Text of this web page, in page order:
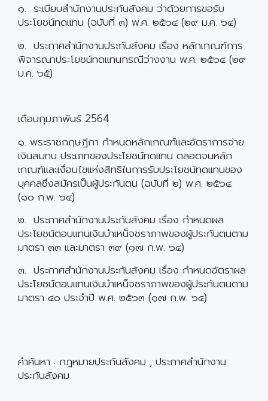
๑. ระเบียบสำนักงานประกันสังคม ว่าด้วยการขอรับ
ประโยชน์ทดแทน (ฉบับที่ ๓) พ.ศ. ๒๕๖๔ (๒๙ ม.ค. ๖๔)
๒. ประกาศสำนักงานประกันสังคม เรื่อง หลักเกณฑ์การ
พิจารณาประโยชน์ทดแทนกรณีว่างงาน พ.ศ. ๒๕๖๔ (๒๙
ม.ค. ๖๕)
เดือนกุมภาพันธ์ 2564
๑. พระราชกฤษฎีกา กำหนดหลักเกณฑ์และอัตราการจ่าย
เงินสมทบ ประเภทของประโยชน์ทดแทน ตลอดจนหลัก
เกณฑ์และเงื่อนไขแห่งสิทธิในการรับประโยชน์ทดแทนของ
บุคคลซึ่งสมัครเป็นผู้ประกันตน (ฉบับที่ ๒) พ.ศ. ๒๕๖๔
(๑๐ ก.พ. ๖๔)
๒. ประกาศสำนักงานประกันสังคม เรื่อง กำหนดผล
ประโยชน์ตอบแทนเงินบำเหน็จชราภาพของผู้ประกันตนตาม
มาตรา ๓๓ และมาตรา ๓๙ (๑๗ ก.พ. ๖๔)
๓. ประกาศสำนักงานประกันสังคม เรื่อง กำหนดอัตราผล
ประโยชน์ตอบแทนเงินบำเหน็จชราภาพของผู้ประกันตนตาม
มาตรา ๔๐ ประจำปี พ.ศ. ๒๕๖๓ (๑๗ ก.พ. ๖๔)
คำค้นหา : กฎหมายประกันสังคม , ประกาศสำนักงาน
ประกันสังคม